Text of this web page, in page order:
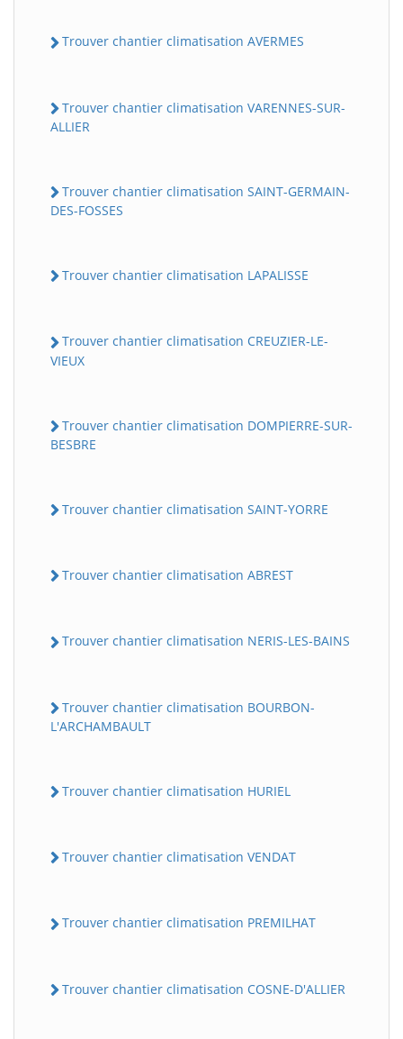
Trouver chantier climatisation AVERMES
Trouver chantier climatisation VARENNES-SUR-
ALLIER
Trouver chantier climatisation SAINT-GERMAIN-
DES-FOSSES
Trouver chantier climatisation LAPALISSE
Trouver chantier climatisation CREUZIER-LE-
VIEUX
Trouver chantier climatisation DOMPIERRE-SUR-
BESBRE
Trouver chantier climatisation SAINT-YORRE
Trouver chantier climatisation ABREST
Trouver chantier climatisation NERIS-LES-BAINS
Trouver chantier climatisation BOURBON-
L'ARCHAMBAULT
Trouver chantier climatisation HURIEL
Trouver chantier climatisation VENDAT
Trouver chantier climatisation PREMILHAT
Trouver chantier climatisation COSNE-D'ALLIER